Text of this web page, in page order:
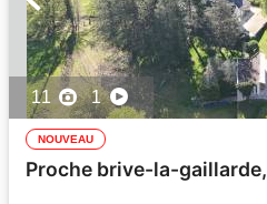
11 1
NOUVEAU
Proche brive-la-gaillarde,